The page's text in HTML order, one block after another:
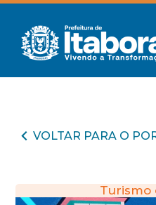
VOLTAR PARA O
Turismo